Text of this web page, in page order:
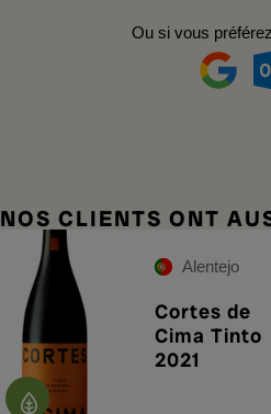
Ou si vous
NOS CLIENTS ONT
Alentejo
Cortes de
Cima Tinto
2021